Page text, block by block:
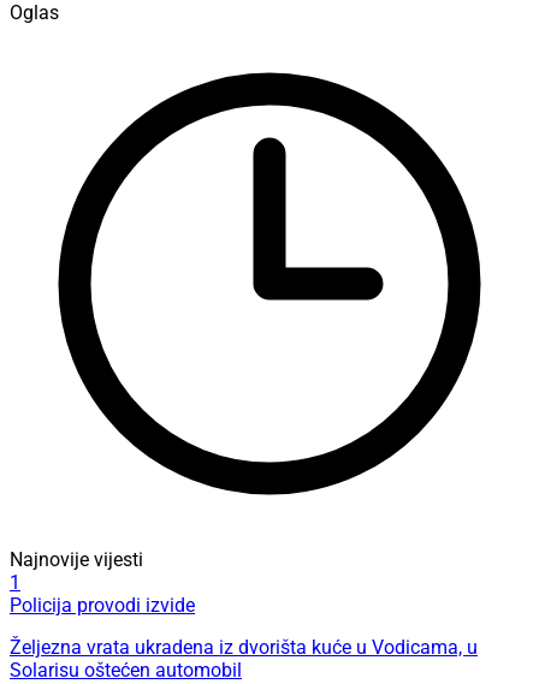
Oglas
Najnovije vijesti
1
Policija provodi izvide
Željezna vrata ukradena iz dvorišta kuće u Vodicama, u
Solarisu oštećen automobil